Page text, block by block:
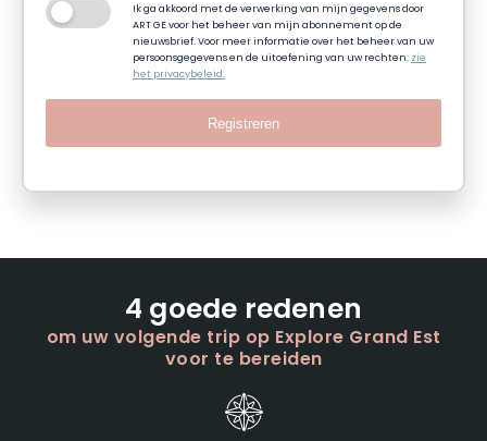
Ik ga akkoord met de verwerking van mijn gegevens door
ART GE voor het beheer van mijn abonnement op de
nieuwsbrief. Voor meer informatie over het beheer van uw
persoonsgegevens en de uitoefening van uw rechten:zie
het privacybeleid.
Registreren
4 goede redenen
om uw volgende trip op Explore Grand Est
voor te bereiden